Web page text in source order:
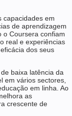
capacidades em
de aprendizagem
o Coursera confiam
real e experiências
dos seus
baixa latência da
em vários sectores,
em linha. Ao
as
crescente de